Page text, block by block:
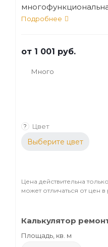
натуральных
Подробнее
от 1 001 руб.
Много
? Цвет
Выберите цвет
Цена действительна
может отличаться от цен
Калькулятор
Площадь, кв. м